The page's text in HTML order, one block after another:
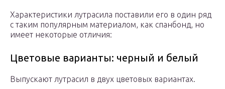
Характеристики лутрасила поставили его в один ряд
с таким популярным материалом, как спанбонд, но
имеет некоторые отличия:
Цветовые варианты: черный и белый
Выпускают лутрасил в двух цветовых вариантах.